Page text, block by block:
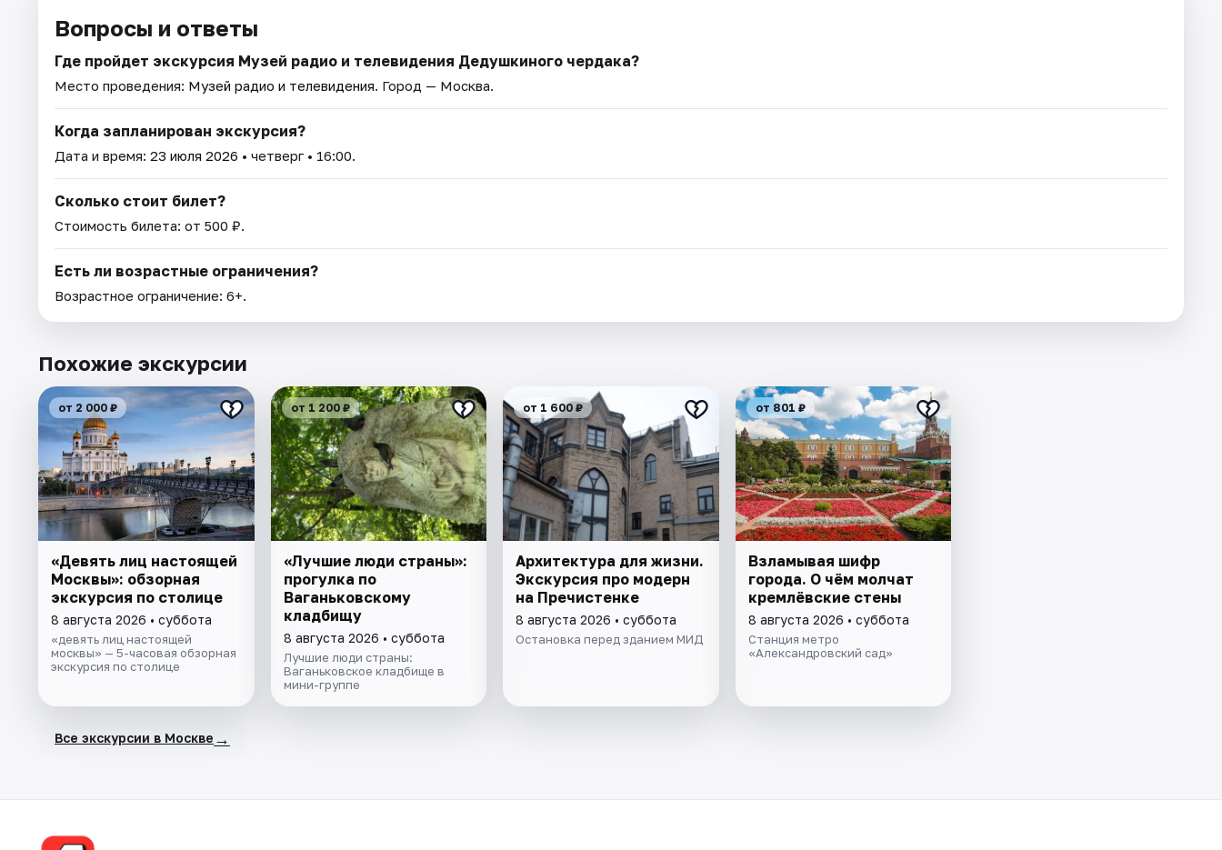
Вопросы и ответы
Где пройдет экскурсия Музей радио и телевидения Дедушкиного чердака?
Место проведения: Музей радио и телевидения. Город — Москва.
Когда запланирован экскурсия?
Дата и время: 23 июля 2026 • четверг • 16:00.
Сколько стоит билет?
Стоимость билета: от 500 ₽.
Есть ли возрастные ограничения?
Возрастное ограничение: 6+.
Похожие экскурсии
от 2 000 ₽
«Девять лиц настоящей
Москвы»: обзорная
экскурсия по столице
8 августа 2026 • суббота
«девять лиц настоящей
москвы» — 5-часовая обзорная
экскурсия по столице
от 1 200 ₽
«Лучшие люди страны»:
прогулка по
Ваганьковскому
кладбищу
8 августа 2026 • суббота
Лучшие люди страны:
Ваганьковское кладбище в
мини-группе
от 1 600 ₽
Архитектура для жизни.
Экскурсия про модерн
на Пречистенке
8 августа 2026 • суббота
Остановка перед зданием МИД
от 801 ₽
Взламывая шифр
города. О чём молчат
кремлёвские стены
8 августа 2026 • суббота
Станция метро
«Александровский сад»
Все экскурсии в Москве →